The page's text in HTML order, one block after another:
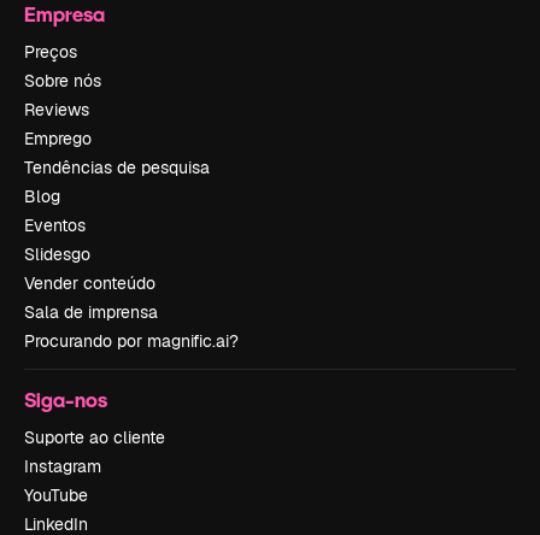
Empresa
Preços
Sobre nós
Reviews
Emprego
Tendências de pesquisa
Blog
Eventos
Slidesgo
Vender conteúdo
Sala de imprensa
Procurando por magnific.ai?
Siga-nos
Suporte ao cliente
Instagram
YouTube
LinkedIn